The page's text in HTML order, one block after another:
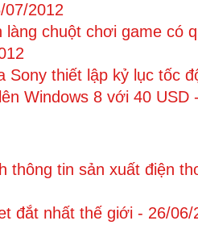
07/2012
làng chuột chơi game có
Sony thiết lập kỷ lục tốc
Windows 8 với 40 USD
thông tin sản xuất điện
đắt nhất thế giới - 26/06/